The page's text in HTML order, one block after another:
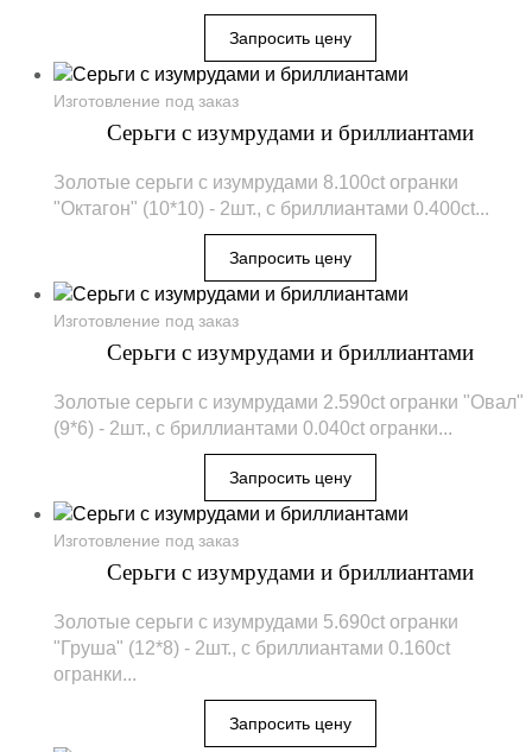
Изготовление под заказ
Серьги с изумрудами и бриллиантами
Золотые серьги с изумрудами 8.100ct огранки
"Октагон" (10*10) - 2шт., с бриллиантами 0.400ct...
Изготовление под заказ
Серьги с изумрудами и бриллиантами
Золотые серьги с изумрудами 2.590ct огранки "Овал"
(9*6) - 2шт., с бриллиантами 0.040ct огранки...
Изготовление под заказ
Серьги с изумрудами и бриллиантами
Золотые серьги с изумрудами 5.690ct огранки
"Груша" (12*8) - 2шт., с бриллиантами 0.160ct
огранки...